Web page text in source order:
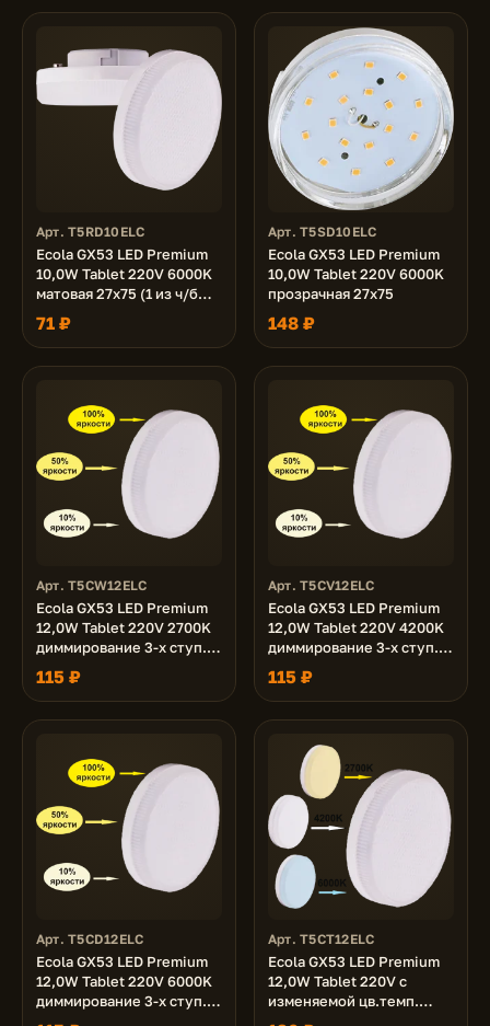
Арт. T5RD10ELC
Ecola GX53 LED Premium
10,0W Tablet 220V 6000K
матовая 27x75 (1 из ч/б
уп. по 10)
71 ₽
Арт. T5SD10ELC
Ecola GX53 LED Premium
10,0W Tablet 220V 6000K
прозрачная 27x75
148 ₽
Арт. T5CW12ELC
Ecola GX53 LED Premium
12,0W Tablet 220V 2700K
диммирование 3-х ступ.
(100% -50% - 10% )
матовая 27x75
115 ₽
Арт. T5CV12ELC
Ecola GX53 LED Premium
12,0W Tablet 220V 4200K
диммирование 3-х ступ.
(100% -50% - 10% )
матовая 27x75
115 ₽
Арт. T5CD12ELC
Ecola GX53 LED Premium
12,0W Tablet 220V 6000K
диммирование 3-х ступ.
(100% -50% - 10% )
Арт. T5CT12ELC
Ecola GX53 LED Premium
12,0W Tablet 220V с
изменяемой цв.темп.
(2700/4200/6000K)